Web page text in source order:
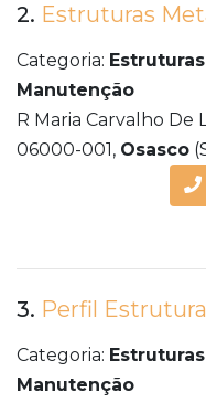
2. Estruturas
Categoria:
Manutenção
R Maria Carvalho De
06000-001, Osasco
3. Perfil
Categoria:
Manutenção